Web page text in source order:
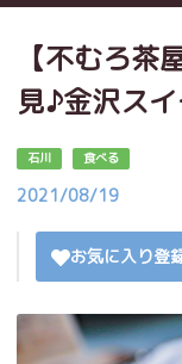
【不むろ茶
見♪金沢ス
石川 食べる
2021/08/19
お気に入り登